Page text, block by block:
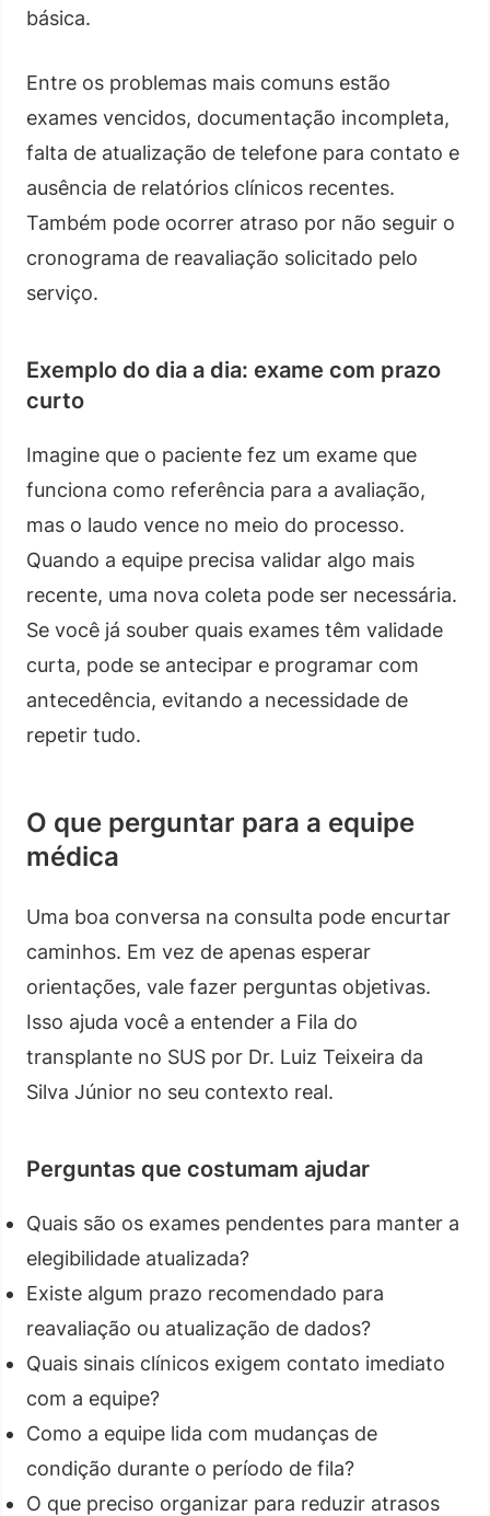
básica.
Entre os problemas mais comuns estão
exames vencidos, documentação incompleta,
falta de atualização de telefone para contato e
ausência de relatórios clínicos recentes.
Também pode ocorrer atraso por não seguir o
cronograma de reavaliação solicitado pelo
serviço.
Exemplo do dia a dia: exame com prazo
curto
Imagine que o paciente fez um exame que
funciona como referência para a avaliação,
mas o laudo vence no meio do processo.
Quando a equipe precisa validar algo mais
recente, uma nova coleta pode ser necessária.
Se você já souber quais exames têm validade
curta, pode se antecipar e programar com
antecedência, evitando a necessidade de
repetir tudo.
O que perguntar para a equipe
médica
Uma boa conversa na consulta pode encurtar
caminhos. Em vez de apenas esperar
orientações, vale fazer perguntas objetivas.
Isso ajuda você a entender a Fila do
transplante no SUS por Dr. Luiz Teixeira da
Silva Júnior no seu contexto real.
Perguntas que costumam ajudar
Quais são os exames pendentes para manter a
elegibilidade atualizada?
Existe algum prazo recomendado para
reavaliação ou atualização de dados?
Quais sinais clínicos exigem contato imediato
com a equipe?
Como a equipe lida com mudanças de
condição durante o período de fila?
O que preciso organizar para reduzir atrasos